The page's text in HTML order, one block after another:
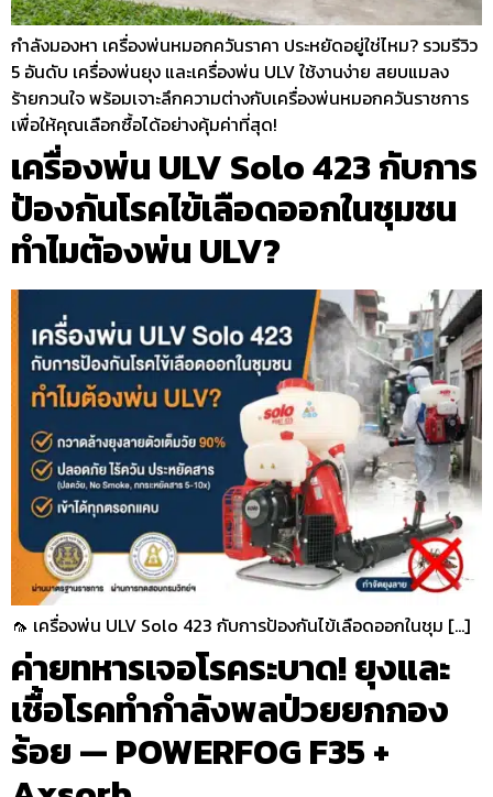
กำลังมองหา เครื่องพ่นหมอกควันราคา ประหยัดอยู่ใช่ไหม? รวมรีวิว
5 อันดับ เครื่องพ่นยุง และเครื่องพ่น ULV ใช้งานง่าย สยบแมลง
ร้ายกวนใจ พร้อมเจาะลึกความต่างกับเครื่องพ่นหมอกควันราชการ
เพื่อให้คุณเลือกซื้อได้อย่างคุ้มค่าที่สุด!
เครื่องพ่น ULV Solo 423 กับการ
ป้องกันโรคไข้เลือดออกในชุมชน
ทำไมต้องพ่น ULV?
🦟 เครื่องพ่น ULV Solo 423 กับการป้องกันไข้เลือดออกในชุม […]
ค่ายทหารเจอโรคระบาด! ยุงและ
เชื้อโรคทำกำลังพลป่วยยกกอง
ร้อย — POWERFOG F35 +